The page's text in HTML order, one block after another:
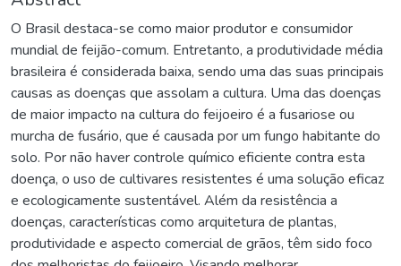
O Brasil destaca-se como maior produtor e consumidor
mundial de feijão-comum. Entretanto, a produtividade média
brasileira é considerada baixa, sendo uma das suas principais
causas as doenças que assolam a cultura. Uma das doenças
de maior impacto na cultura do feijoeiro é a fusariose ou
murcha de fusário, que é causada por um fungo habitante do
solo. Por não haver controle químico eficiente contra esta
doença, o uso de cultivares resistentes é uma solução eficaz
e ecologicamente sustentável. Além da resistência a
doenças, características como arquitetura de plantas,
produtividade e aspecto comercial de grãos, têm sido foco